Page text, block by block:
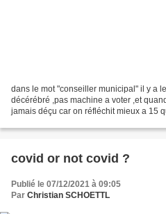
dans le mot "conseiller municipal" il y a
décérébré ,pas machine a voter ,et
jamais déçu car on réfléchit mieux a 15
covid or not covid ?
Publié le 07/12/2021 à 09:05
Par Christian SCHOETTL